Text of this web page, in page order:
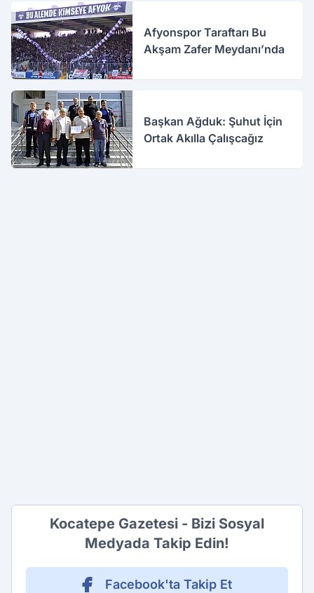
Afyonspor Taraftarı Bu
Akşam Zafer Meydanı’nda
Başkan Ağduk: Şuhut İçin
Ortak Akılla Çalışcağız
Kocatepe Gazetesi - Bizi Sosyal
Medyada Takip Edin!
Facebook'ta Takip Et